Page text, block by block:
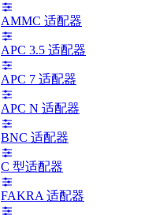
AMMC 适配器
APC 3.5 适配器
APC 7 适配器
APC N 适配器
BNC 适配器
C 型适配器
FAKRA 适配器